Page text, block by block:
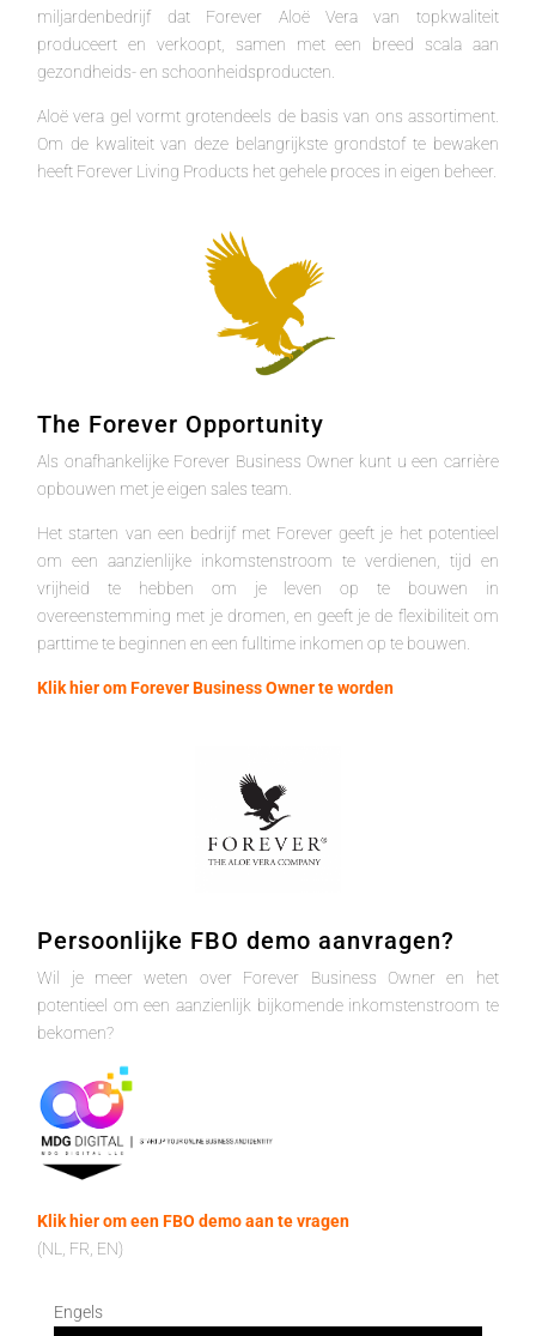
miljardenbedrijf dat Forever Aloë Vera van topkwaliteit
produceert en verkoopt, samen met een breed scala aan
gezondheids- en schoonheidsproducten.
Aloë vera gel vormt grotendeels de basis van ons assortiment.
Om de kwaliteit van deze belangrijkste grondstof te bewaken
heeft Forever Living Products het gehele proces in eigen beheer.
The Forever Opportunity
Als onafhankelijke Forever Business Owner kunt u een carrière
opbouwen met je eigen sales team.
Het starten van een bedrijf met Forever geeft je het potentieel
om een aanzienlijke inkomstenstroom te verdienen, tijd en
vrijheid te hebben om je leven op te bouwen in
overeenstemming met je dromen, en geeft je de flexibiliteit om
parttime te beginnen en een fulltime inkomen op te bouwen.
Klik hier om Forever Business Owner te worden
Persoonlijke FBO demo aanvragen?
Wil je meer weten over Forever Business Owner en het
potentieel om een aanzienlijk bijkomende inkomstenstroom te
bekomen?
Klik hier om een FBO demo aan te vragen
(NL, FR, EN)
Engels